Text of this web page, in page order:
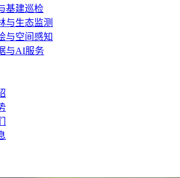
基建巡检
与生态监测
与空间感知
与AI服务